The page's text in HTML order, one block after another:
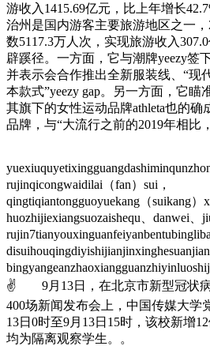
游收入1415.69亿元，比上年增长
治州是国内游客主要旅游地区之一
数5117.3万人次，实现旅游收入
辟蹊径。一方面，它与潮牌yeezy签
并表示会合作推出全新服装线、“现
本款式”yeezy gap。另一方面，它瞄
其旗下的女性运动品牌athleta也的确
品牌，与“大流行之前的2019年相比
rujinqicongwaidilai（fan）sui，
qingtiqiantongguoyuekang（suikang）
huozhijiexiangsuozaishequ、danwei、
✌ 9月13日，在北京市新型冠状病
400场新闻发布会上，中国传媒大学
13日0时至9月13日15时，该校新增
均为隔离观察学生。。